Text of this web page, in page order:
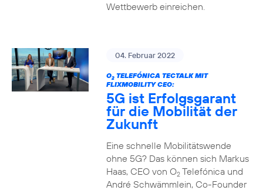
Wettbewerb einreichen.
04. Februar 2022
O2TELEFÓNICA TECTALK MIT
FLIXMOBILITY CEO:
5G ist Erfolgsgarant
für die Mobilität der
Zukunft
Eine schnelle Mobilitätswende
ohne 5G? Das können sich Markus
Haas, CEO von O2Telefónica und
André Schwämmlein, Co-Founder